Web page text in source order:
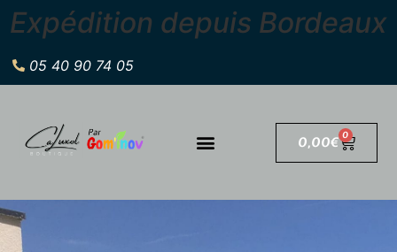
Expédition depuis Bordeaux
05 40 90 74 05
0,00€ 0